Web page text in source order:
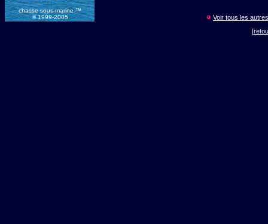
chasse sous-marine ™
© 1999-2005
Voir tous les
[